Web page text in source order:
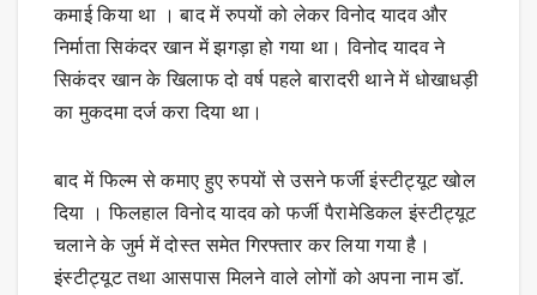
कमाई किया था । बाद में रुपयों को लेकर विनोद यादव और
निर्माता सिकंदर खान में झगड़ा हो गया था। विनोद यादव ने
सिकंदर खान के खिलाफ दो वर्ष पहले बारादरी थाने में धोखाधड़ी
का मुकदमा दर्ज करा दिया था।
बाद में फिल्म से कमाए हुए रुपयों से उसने फर्जी इंस्टीट्यूट खोल
दिया । फिलहाल विनोद यादव को फर्जी पैरामेडिकल इंस्टीट्यूट
चलाने के जुर्म में दोस्त समेत गिरफ्तार कर लिया गया है।
इंस्टीट्यूट तथा आसपास मिलने वाले लोगों को अपना नाम डॉ.